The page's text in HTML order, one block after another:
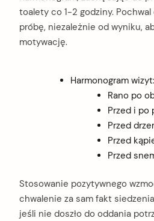
toalety co 1-2 godziny. Pochwal
próbę, niezależnie od wyniku,
motywację.
Harmonogram wizyt:
Rano po
Przed i po
Przed
Przed
Przed
Stosowanie pozytywnego
chwalenie za sam fakt
jeśli nie doszło do oddania